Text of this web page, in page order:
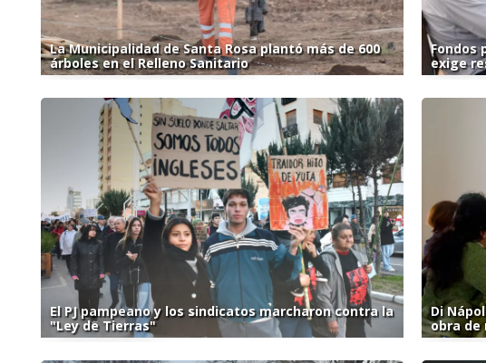
La Municipalidad de Santa Rosa plantó más de 600
árboles en el Relleno Sanitario
Fondos
exige
El PJ pampeano y los sindicatos marcharon contra la
"Ley de Tierras"
Di
obra de